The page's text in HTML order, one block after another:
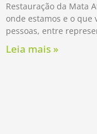
Restauração da Mata
onde estamos e o que
pessoas, entre
Leia mais »